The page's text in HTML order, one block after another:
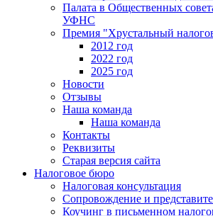
Палата в Общественных
УФНС
Премия "Хрустальный
2012 год
2022 год
2025 год
Новости
Отзывы
Наша команда
Наша команда
Контакты
Реквизиты
Старая версия сайта
Налоговое бюро
Налоговая консультация
Cопровождение и
Коучинг в письменном